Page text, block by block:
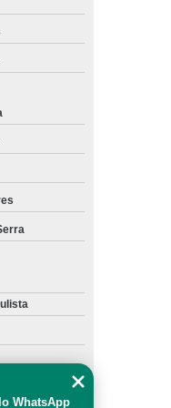
Ponto
Pigmentação
em Homens
WhatsApp